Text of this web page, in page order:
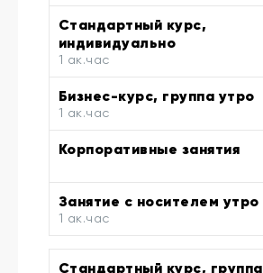
Стандартный курс,
индивидуально
1 ак.час
Бизнес-курс, группа утро
1 ак.час
Корпоративные занятия
Занятие с носителем утро
1 ак.час
Стандартный курс, группа